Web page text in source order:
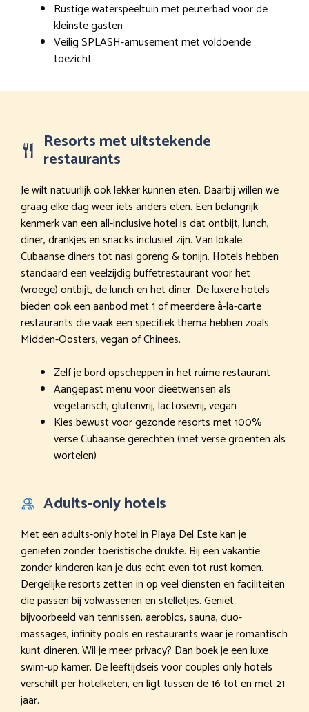
Rustige waterspeeltuin met peuterbad voor de
kleinste gasten
Veilig SPLASH-amusement met voldoende
toezicht
Resorts met uitstekende
restaurants
Je wilt natuurlijk ook lekker kunnen eten. Daarbij willen we
graag elke dag weer iets anders eten. Een belangrijk
kenmerk van een all-inclusive hotel is dat ontbijt, lunch,
diner, drankjes en snacks inclusief zijn. Van lokale
Cubaanse diners tot nasi goreng & tonijn. Hotels hebben
standaard een veelzijdig buffetrestaurant voor het
(vroege) ontbijt, de lunch en het diner. De luxere hotels
bieden ook een aanbod met 1 of meerdere à-la-carte
restaurants die vaak een specifiek thema hebben zoals
Midden-Oosters, vegan of Chinees.
Zelf je bord opscheppen in het ruime restaurant
Aangepast menu voor dieetwensen als
vegetarisch, glutenvrij, lactosevrij, vegan
Kies bewust voor gezonde resorts met 100%
verse Cubaanse gerechten (met verse groenten als
wortelen)
Adults-only hotels
Met een adults-only hotel in Playa Del Este kan je
genieten zonder toeristische drukte. Bij een vakantie
zonder kinderen kan je dus echt even tot rust komen.
Dergelijke resorts zetten in op veel diensten en faciliteiten
die passen bij volwassenen en stelletjes. Geniet
bijvoorbeeld van tennissen, aerobics, sauna, duo-
massages, infinity pools en restaurants waar je romantisch
kunt dineren. Wil je meer privacy? Dan boek je een luxe
swim-up kamer. De leeftijdseis voor couples only hotels
verschilt per hotelketen, en ligt tussen de 16 tot en met 21
jaar.